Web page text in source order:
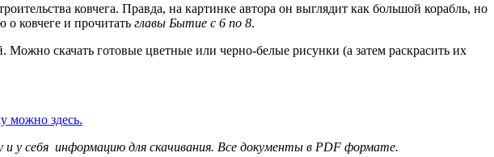
ковчега. Правда, на картинке автора он выглядит как большой корабль, но
ковчеге и прочитать главы Бытие с 6 по 8.
скачать готовые цветные или черно-белые рисунки (а затем раскрасить их
можно здесь.
у себя информацию для скачивания. Все документы в PDF формате.